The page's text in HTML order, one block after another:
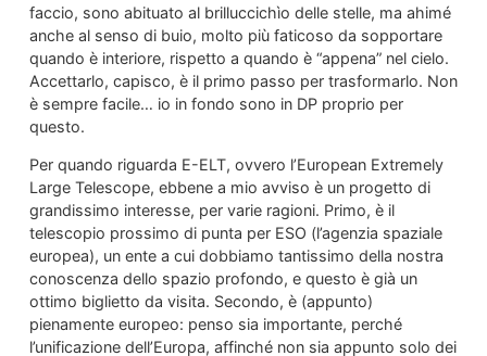
faccio, sono abituato al brilluccichìo delle stelle, ma ahimé
anche al senso di buio, molto più faticoso da sopportare
quando è interiore, rispetto a quando è “appena” nel cielo.
Accettarlo, capisco, è il primo passo per trasformarlo. Non
è sempre facile… io in fondo sono in DP proprio per
questo.
Per quando riguarda E-ELT, ovvero l’European Extremely
Large Telescope, ebbene a mio avviso è un progetto di
grandissimo interesse, per varie ragioni. Primo, è il
telescopio prossimo di punta per ESO (l’agenzia spaziale
europea), un ente a cui dobbiamo tantissimo della nostra
conoscenza dello spazio profondo, e questo è già un
ottimo biglietto da visita. Secondo, è (appunto)
pienamente europeo: penso sia importante, perché
l’unificazione dell’Europa, affinché non sia appunto solo dei